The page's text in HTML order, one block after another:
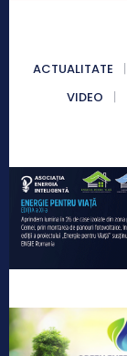
ACTUALITATE
VIDEO